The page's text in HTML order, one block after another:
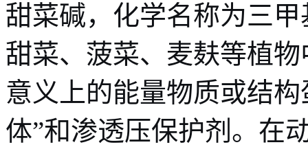
甜菜碱，化学名称为三
甜菜、菠菜、麦麸等植
意义上的能量物质或结
体”和渗透压保护剂。在